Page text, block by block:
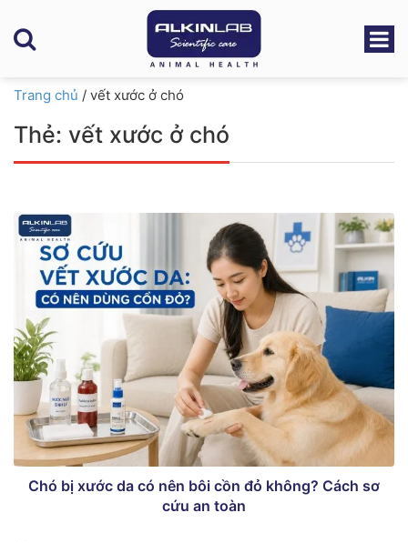
Trang chủ / vết xước ở chó
Thẻ: vết xước ở chó
Chó bị xước da có nên bôi cồn đỏ không? Cách sơ
cứu an toàn